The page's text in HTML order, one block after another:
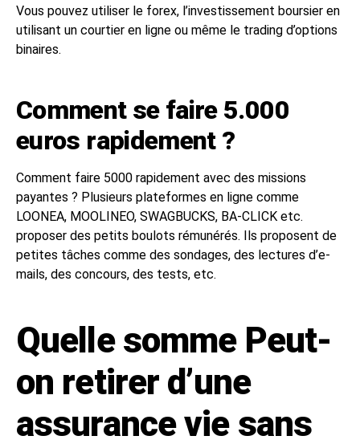
Vous pouvez utiliser le forex, l’investissement boursier en
utilisant un courtier en ligne ou même le trading d’options
binaires.
Comment se faire 5.000
euros rapidement ?
Comment faire 5000 rapidement avec des missions
payantes ? Plusieurs plateformes en ligne comme
LOONEA, MOOLINEO, SWAGBUCKS, BA-CLICK etc.
proposer des petits boulots rémunérés. Ils proposent de
petites tâches comme des sondages, des lectures d’e-
mails, des concours, des tests, etc.
Quelle somme Peut-
on retirer d’une
assurance vie sans